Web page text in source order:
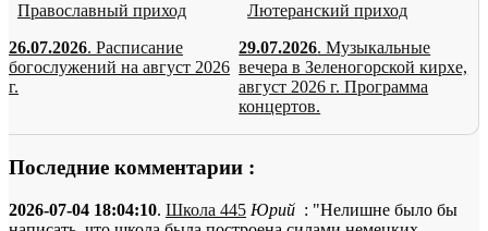
Православный приход
26.07.2026. Расписание
богослужений на август 2026
г.
Лютеранский приход
29.07.2026. Музыкальные
вечера в Зеленогорской кирхе,
август 2026 г. Программа
концертов.
Последние комментарии :
2026-07-04 18:04:10. Школа 445 Юрий : "Нелишне было бы